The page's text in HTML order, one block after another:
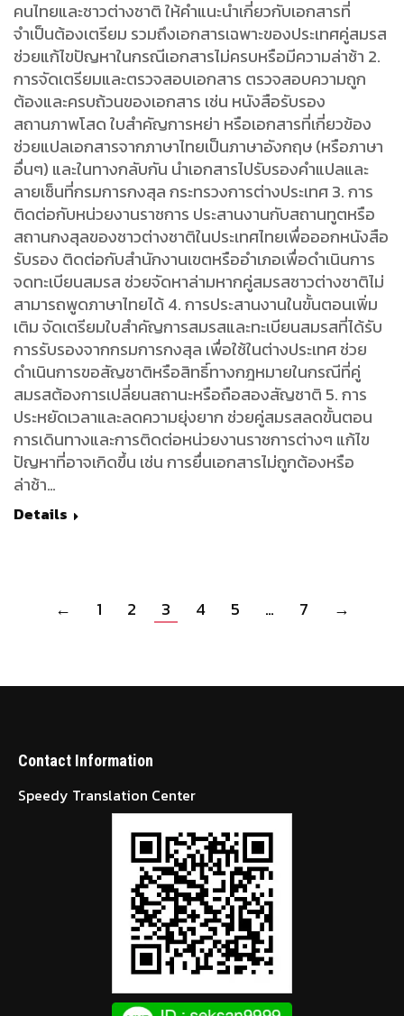
คนไทยและชาวต่างชาติ ให้คำแนะนำเกี่ยวกับเอกสารที่
จำเป็นต้องเตรียม รวมถึงเอกสารเฉพาะของประเทศคู่สมรส
ช่วยแก้ไขปัญหาในกรณีเอกสารไม่ครบหรือมีความล่าช้า 2.
การจัดเตรียมและตรวจสอบเอกสาร ตรวจสอบความถูก
ต้องและครบถ้วนของเอกสาร เช่น หนังสือรับรอง
สถานภาพโสด ใบสำคัญการหย่า หรือเอกสารที่เกี่ยวข้อง
ช่วยแปลเอกสารจากภาษาไทยเป็นภาษาอังกฤษ (หรือภาษา
อื่นๆ) และในทางกลับกัน นำเอกสารไปรับรองคำแปลและ
ลายเซ็นที่กรมการกงสุล กระทรวงการต่างประเทศ 3. การ
ติดต่อกับหน่วยงานราชการ ประสานงานกับสถานทูตหรือ
สถานกงสุลของชาวต่างชาติในประเทศไทยเพื่อออกหนังสือ
รับรอง ติดต่อกับสำนักงานเขตหรืออำเภอเพื่อดำเนินการ
จดทะเบียนสมรส ช่วยจัดหาล่ามหากคู่สมรสชาวต่างชาติไม่
สามารถพูดภาษาไทยได้ 4. การประสานงานในขั้นตอนเพิ่ม
เติม จัดเตรียมใบสำคัญการสมรสและทะเบียนสมรสที่ได้รับ
การรับรองจากกรมการกงสุล เพื่อใช้ในต่างประเทศ ช่วย
ดำเนินการขอสัญชาติหรือสิทธิ์ทางกฎหมายในกรณีที่คู่
สมรสต้องการเปลี่ยนสถานะหรือถือสองสัญชาติ 5. การ
ประหยัดเวลาและลดความยุ่งยาก ช่วยคู่สมรสลดขั้นตอน
การเดินทางและการติดต่อหน่วยงานราชการต่างๆ แก้ไข
ปัญหาที่อาจเกิดขึ้น เช่น การยื่นเอกสารไม่ถูกต้องหรือ
ล่าช้า…
Details
← 1 2 3 4 5 … 7 →
Contact Information
Speedy Translation Center